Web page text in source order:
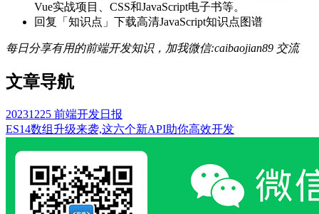
Vue实战项目、CSS和JavaScript电子书等。
回复「知识点」下载高清JavaScript知识点图谱
每日分享有用的前端开发知识，加我微信:caibaojian89 交流
文章导航
20231225 前端开发日报
ES14数组升级来袭,这六个新API助你高效开发